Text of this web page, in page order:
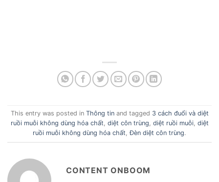
This entry was posted in Thông tinand tagged 3 cách đuổi và diệt
ruồi muỗi không dùng hóa chất, diệt côn trùng, diệt ruồi muỗi, diệt
ruồi muỗi không dùng hóa chất,Đèn diệt côn trùng.
CONTENT ONBOOM